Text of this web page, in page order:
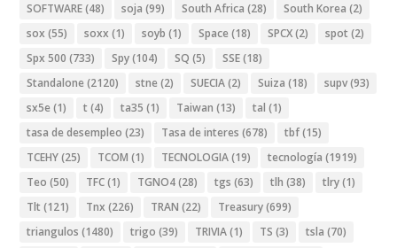
SOFTWARE(48) soja (99) South Africa (28) South Korea (2)
sox (55) soxx (1) soyb (1) Space (18) SPCX(2) spot (2)
Spx 500 (733) Spy(104) SQ (5) SSE(18)
Standalone (2120) stne (2) SUECIA(2) Suiza (18) supv(93)
sx5e (1) t (4) ta35 (1) Taiwan (13) tal (1)
tasa de desempleo (23) Tasa de interes (678) tbf(15)
TCEHY(25) TCOM (1) TECNOLOGIA(19) tecnología (1919)
Teo (50) TFC(1) TGNO4(28) tgs (63) tlh (38) tlry(1)
Tlt (121) Tnx (226) TRAN (22) Treasury(699)
triangulos (1480) trigo (39) TRIVIA(1) TS (3) tsla (70)